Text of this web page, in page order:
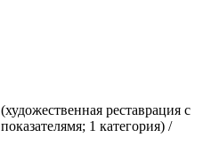
реставрация с
1 категория) /